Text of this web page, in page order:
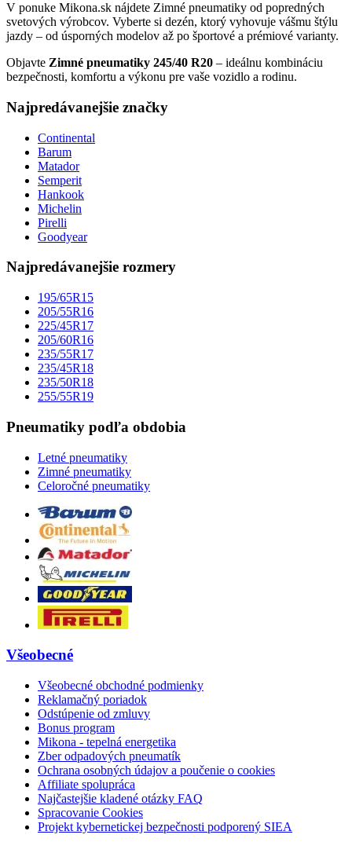
V ponuke Mikona.sk nájdete Zimné pneumatiky od popredných
svetových výrobcov. Vyberte si dezén, ktorý vyhovuje vášmu štýlu
jazdy – od úsporných modelov až po športové a prémiové varianty.
Objavte Zimné pneumatiky 245/40 R20 – ideálnu kombináciu
bezpečnosti, komfortu a výkonu pre vaše vozidlo a rodinu.
Najpredávanejšie značky
Continental
Barum
Matador
Semperit
Hankook
Michelin
Pirelli
Goodyear
Najpredávanejšie rozmery
195/65R15
205/55R16
225/45R17
205/60R16
235/55R17
235/45R18
235/50R18
255/55R19
Pneumatiky podľa obdobia
Letné pneumatiky
Zimné pneumatiky
Celoročné pneumatiky
Všeobecné
Všeobecné obchodné podmienky
Reklamačný poriadok
Odstúpenie od zmluvy
Bonus program
Mikona - tepelná energetika
Zber odpadových pneumatík
Ochrana osobných údajov a poučenie o cookies
Affiliate spolupráca
Najčastejšie kladené otázky FAQ
Spracovanie Cookies
Projekt kybernetickej bezpečnosti podporený SIEA